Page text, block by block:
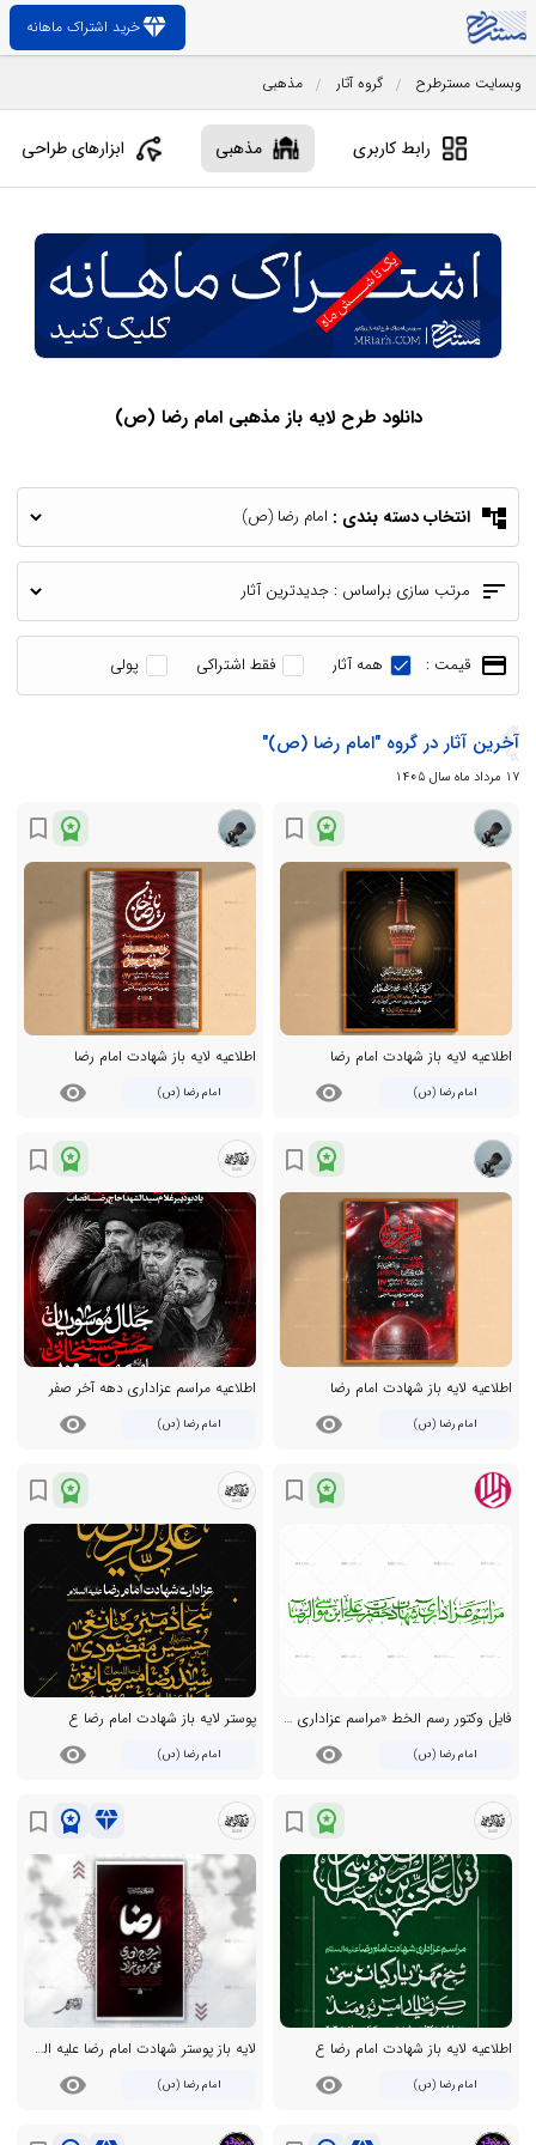
diamondخرید اشتراک ماهانه
رابط کاربری مذهبی ابزارهای طراحی
دانلود طرح لایه باز مذهبی امام رضا (ص)
وبسایت مسترطرح گروه آثار مذهبی
account_tree انتخاب دسته بندی :
sort مرتب سازی براساس :
payment قیمت : همه آثار فقط اشتراکی پولی
آخرین آثار در گروه "امام رضا (ص)"
17 مرداد ماه سال 1405
workspace_premium
bookmark_border
اطلاعیه لایه باز شهادت امام رضا
امام رضا (ص) visibility
workspace_premium
bookmark_border
اطلاعیه لایه باز شهادت امام رضا
امام رضا (ص) visibility
workspace_premium
bookmark_border
اطلاعیه لایه باز شهادت امام رضا
امام رضا (ص) visibility
workspace_premium
bookmark_border
اطلاعیه مراسم عزاداری دهه آخر صفر
امام رضا (ص) visibility
workspace_premium
bookmark_border
فایل وکتور رسم الخط «مراسم عزاداری شهادت حضرت امام رضا»
امام رضا (ص) visibility
workspace_premium
bookmark_border
پوستر لایه باز شهادت امام رضا ع
امام رضا (ص) visibility
workspace_premium
bookmark_border
اطلاعیه لایه باز شهادت امام رضا ع
امام رضا (ص) visibility
diamond
workspace_premium
bookmark_border
لایه باز پوستر شهادت امام رضا علیه السلام
امام رضا (ص) visibility